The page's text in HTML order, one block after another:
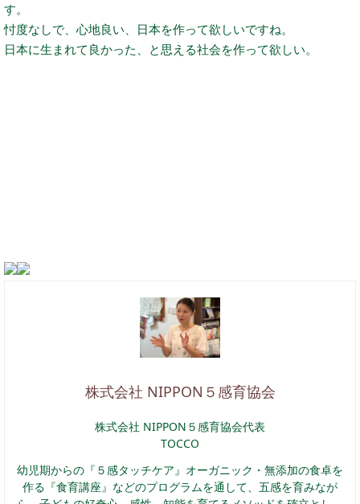
す。
忖度なしで、心地良い、日本を作って欲しいですね。
日本に生まれて良かった、と思える社会を作って欲しい。
株式会社 NIPPON５感育協会
株式会社 NIPPON５感育協会代表
TOCCO
幼児期からの『５感タッチケア』オーガニック・無添加の食卓を
作る『食育講座』などのプログラムを通して、五感を育みなが